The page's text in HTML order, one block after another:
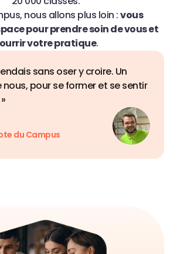
nous allons plus loin : vous
pour prendre soin de vous et
votre pratique.
sans oser y croire. Un
pour se former et se sentir
du Campus